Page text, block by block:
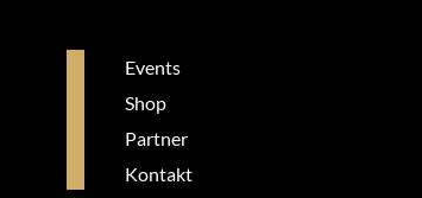
Events
Shop
Partner
Kontakt